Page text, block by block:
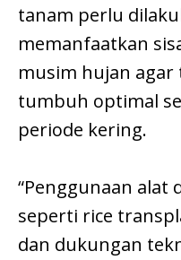
tanam perlu
memanfaatkan
musim hujan agar
tumbuh optimal
periode kering.
“Penggunaan alat
seperti rice
dan dukungan